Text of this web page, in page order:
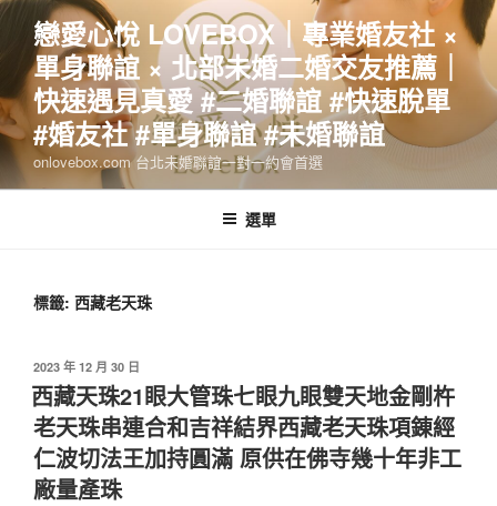
跳
主
要
內
容
戀愛心悅 LOVEBOX｜專業婚友社 ×
單身聯誼 × 北部未婚二婚交友推薦｜
快速遇見真愛 #二婚聯誼 #快速脫單
#婚友社 #單身聯誼 #未婚聯誼
onlovebox.com 台北未婚聯誼一對一約會首選
選單
標籤: 西藏老天珠
發
佈
於
2023 年 12 月 30 日
西藏天珠21眼大管珠七眼九眼雙天地金剛杵
老天珠串連合和吉祥結界西藏老天珠項錬經
仁波切法王加持圓滿 原供在佛寺幾十年非工
廠量產珠